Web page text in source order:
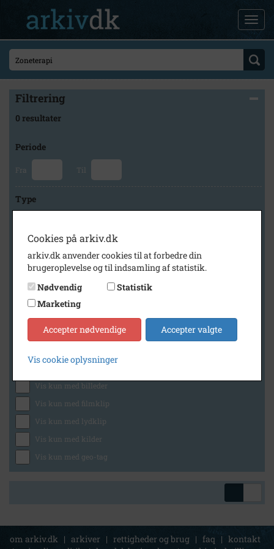
Filtrering
0 resultater
Periode
Fra Til
Type
Arkiv
Høng Lokalhistoriske Arkiv
Generelt
Vis kun med billeder
Vis kun med filmklip
Vis kun med lydklip
Vis kun med kilder
Vis kun med geo-tag
om arkiv.dk | arkiver | rettigheder og brug | faq | kontakt
Cookies på arkiv.dk
arkiv.dk anvender cookies til at forbedre din
brugeroplevelse og til indsamling af statistik.
Nødvendig
Statistik
Marketing
Accepter nødvendige Accepter valgte
Vis cookie oplysninger